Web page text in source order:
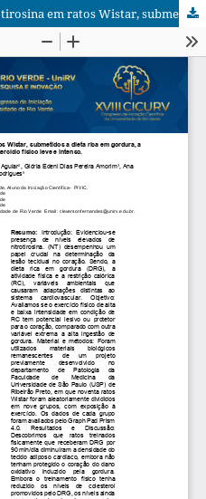
A expressão cardíaca de nitrotirosina em ratos Wistar, submetidos a dieta rica em gordura, a restrição calórica e ao exercício físico leve e intenso.